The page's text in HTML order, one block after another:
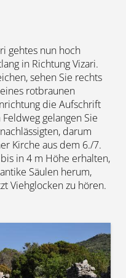
gehtes nun hoch
in Richtung Vizari.
sehen Sie rechts
rotbraunen
die Aufschrift
gelangen Sie
darum
Kirche aus dem 6./7.
in 4 m Höhe erhalten,
Säulen herum,
Viehglocken zu hören.